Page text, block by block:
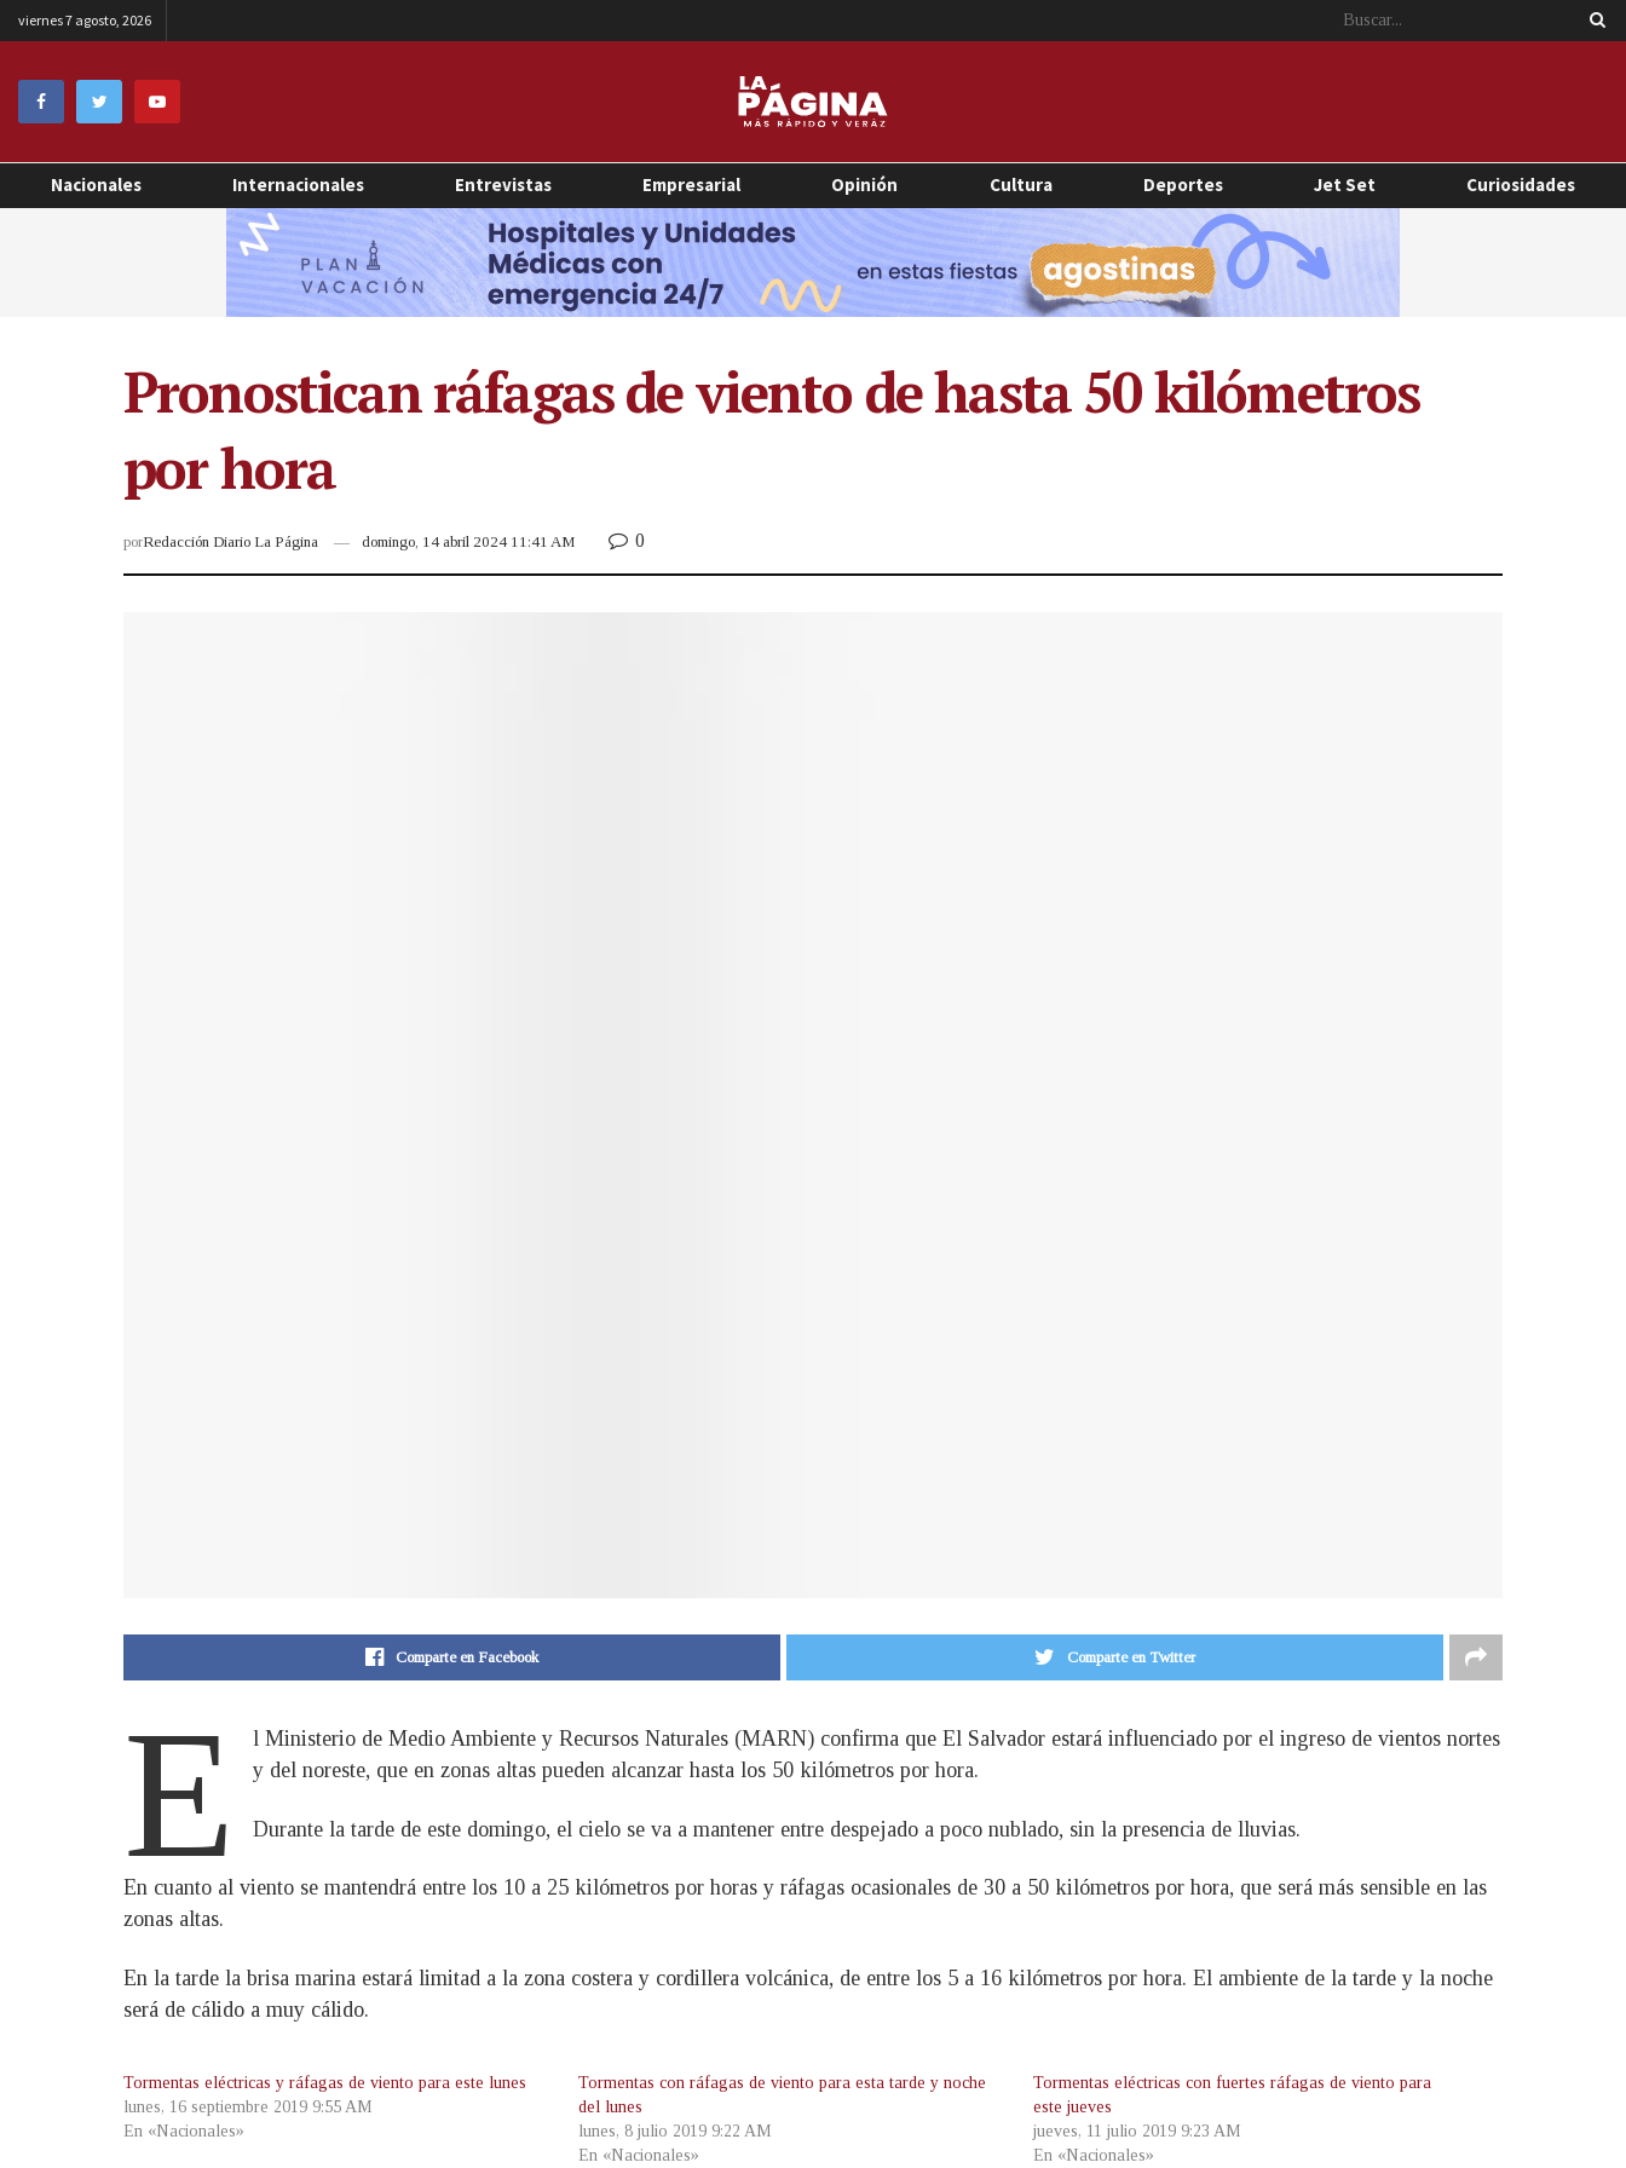
viernes 7 agosto, 2026
Nacionales Internacionales Entrevistas Empresarial Opinión Cultura Deportes Jet Set Curiosidades
Pronostican ráfagas de viento de hasta 50 kilómetros
por hora
porRedacción Diario La Página domingo, 14 abril 2024 11:41 AM 0
Comparte en Facebook Comparte en Twitter
E
l Ministerio de Medio Ambiente y Recursos Naturales (MARN) confirma que El Salvador estará influenciado por el ingreso de vientos nortes
y del noreste, que en zonas altas pueden alcanzar hasta los 50 kilómetros por hora.
Durante la tarde de este domingo, el cielo se va a mantener entre despejado a poco nublado, sin la presencia de lluvias.
En cuanto al viento se mantendrá entre los 10 a 25 kilómetros por horas y ráfagas ocasionales de 30 a 50 kilómetros por hora, que será más sensible en las
zonas altas.
En la tarde la brisa marina estará limitad a la zona costera y cordillera volcánica, de entre los 5 a 16 kilómetros por hora. El ambiente de la tarde y la noche
será de cálido a muy cálido.
Tormentas eléctricas y ráfagas de viento para este lunes
lunes, 16 septiembre 2019 9:55 AM
En «Nacionales»
Tormentas con ráfagas de viento para esta tarde y noche
del lunes
lunes, 8 julio 2019 9:22 AM
En «Nacionales»
Tormentas eléctricas con fuertes ráfagas de viento para
este jueves
jueves, 11 julio 2019 9:23 AM
En «Nacionales»